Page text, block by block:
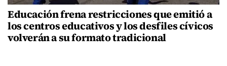
Educación frena restricciones que emitió a
los centros educativos y los desfiles cívicos
volverán a su formato tradicional